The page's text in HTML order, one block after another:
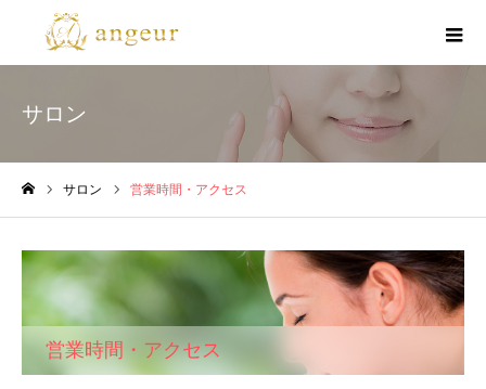
サロン
サロン 営業時間・アクセス
営業時間・アクセス